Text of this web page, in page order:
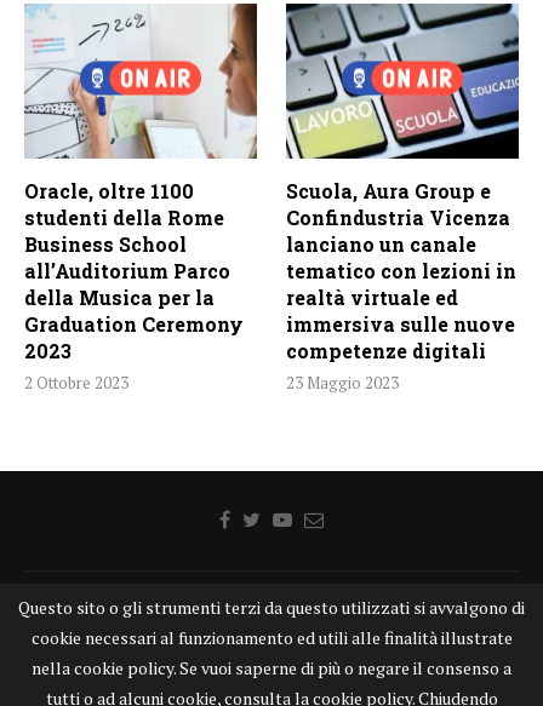
Oracle, oltre 1100
studenti della Rome
Business School
all’Auditorium Parco
della Musica per la
Graduation Ceremony
2023
2 Ottobre 2023
Scuola, Aura Group e
Confindustria Vicenza
lanciano un canale
tematico con lezioni in
realtà virtuale ed
immersiva sulle nuove
competenze digitali
23 Maggio 2023
Home Chi siamo Disclaimer Cookie Contatti
Privacy Policy KONGTV
KONGnews ©KONG Comunicazione s.r.l. - P.IVA: 15049871005
Questo sito o gli strumenti terzi da questo utilizzati si avvalgono di
cookie necessari al funzionamento ed utili alle finalità illustrate
nella cookie policy. Se vuoi saperne di più o negare il consenso a
tutti o ad alcuni cookie, consulta la cookie policy. Chiudendo